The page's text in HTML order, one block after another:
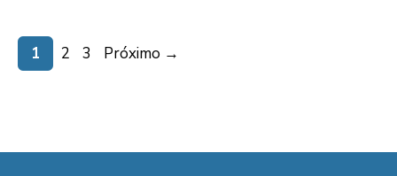
Page
1 Page
2 Page
3 Próximo →